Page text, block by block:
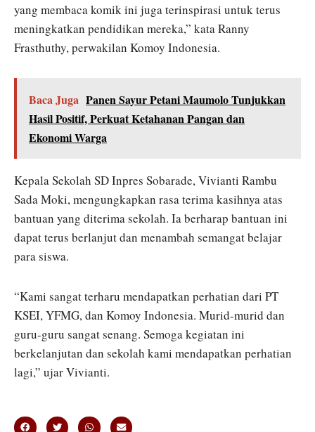
yang membaca komik ini juga terinspirasi untuk terus
meningkatkan pendidikan mereka,” kata Ranny
Frasthuthy, perwakilan Komoy Indonesia.
Baca Juga Panen Sayur Petani Maumolo Tunjukkan
Hasil Positif, Perkuat Ketahanan Pangan dan
Ekonomi Warga
Kepala Sekolah SD Inpres Sobarade, Vivianti Rambu
Sada Moki, mengungkapkan rasa terima kasihnya atas
bantuan yang diterima sekolah. Ia berharap bantuan ini
dapat terus berlanjut dan menambah semangat belajar
para siswa.
“Kami sangat terharu mendapatkan perhatian dari PT
KSEI, YFMG, dan Komoy Indonesia. Murid-murid dan
guru-guru sangat senang. Semoga kegiatan ini
berkelanjutan dan sekolah kami mendapatkan perhatian
lagi,” ujar Vivianti.